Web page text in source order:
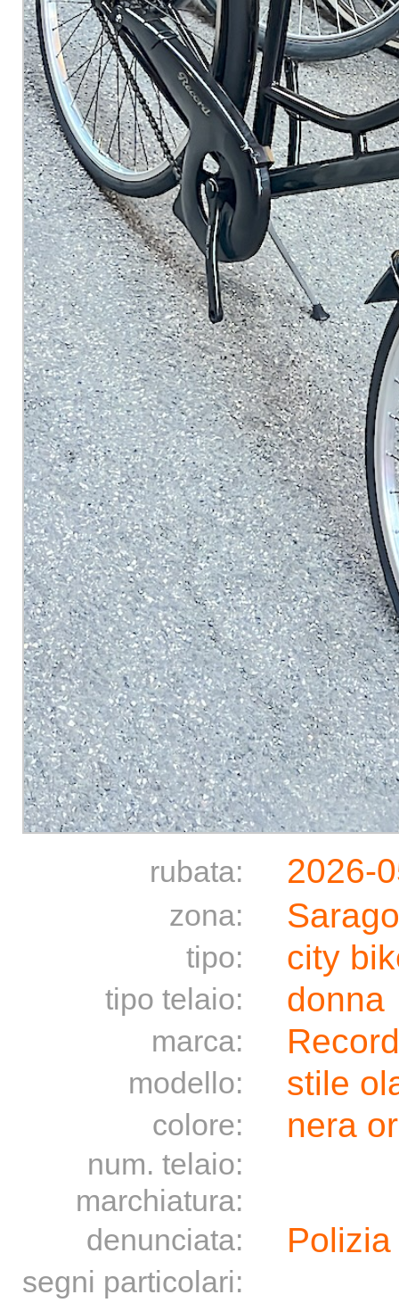
rubata: 2026-
zona:
tipo: city
tipo telaio: donna
marca: Record
modello: stile
colore: nera
num. telaio:
marchiatura:
denunciata:
segni particolari: